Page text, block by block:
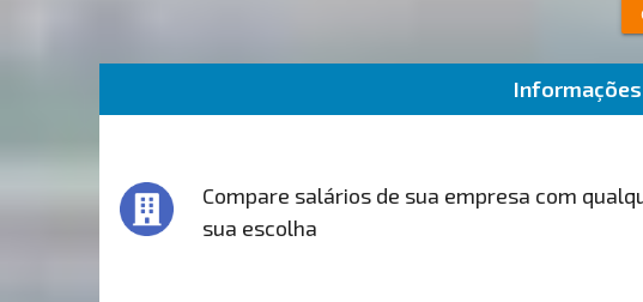
Compare salários de sua empresa com
sua escolha